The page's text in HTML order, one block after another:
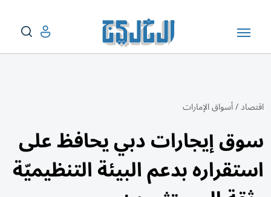
اقتصاد/أسواق الإمارات
سوق إيجارات دبي يحافظ على
استقراره بدعم البيئة التنظيميّة